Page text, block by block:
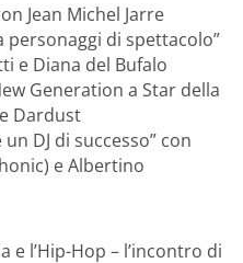
Jean Michel Jarre
personaggi di spettacolo”
e Diana del Bufalo
Generation a Star della
Dardust
DJ di successo” con
e Albertino
e l’Hip-Hop – l’incontro di